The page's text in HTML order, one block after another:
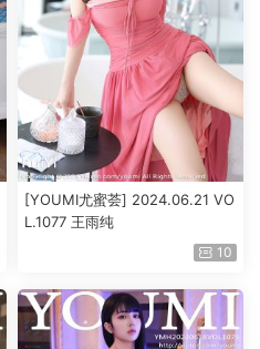
[YOUMI尤蜜荟] 2024.06.21 VO
L.1077 王雨纯
10